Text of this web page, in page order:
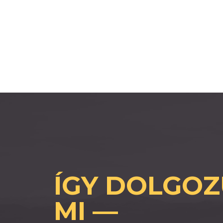
ÍGY
MI —